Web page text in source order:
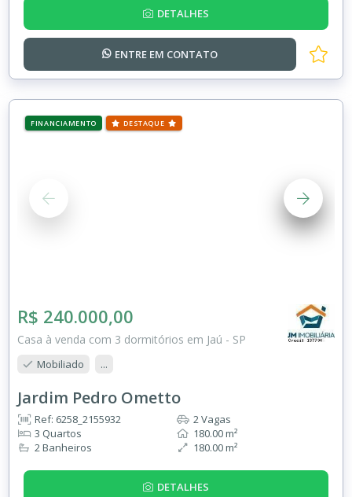
DETALHES
ENTRE EM CONTATO
FINANCIAMENTO DESTAQUE
R$ 240.000,00
Casa à venda com 3 dormitórios em Jaú - SP
Mobiliado ...
Jardim Pedro Ometto
Ref: 6258_2155932
3 Quartos
2 Banheiros
2 Vagas
180.00 m²
180.00 m²
DETALHES